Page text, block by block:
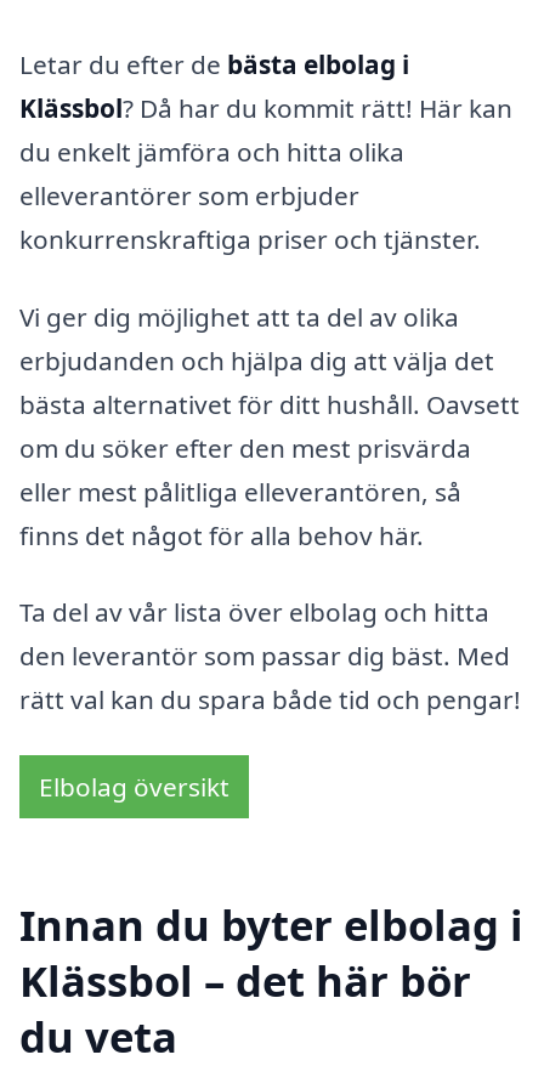
Letar du efter de bästa elbolag i
Klässbol? Då har du kommit rätt! Här kan
du enkelt jämföra och hitta olika
elleverantörer som erbjuder
konkurrenskraftiga priser och tjänster.
Vi ger dig möjlighet att ta del av olika
erbjudanden och hjälpa dig att välja det
bästa alternativet för ditt hushåll. Oavsett
om du söker efter den mest prisvärda
eller mest pålitliga elleverantören, så
finns det något för alla behov här.
Ta del av vår lista över elbolag och hitta
den leverantör som passar dig bäst. Med
rätt val kan du spara både tid och pengar!
Elbolag översikt
Innan du byter elbolag i
Klässbol – det här bör
du veta